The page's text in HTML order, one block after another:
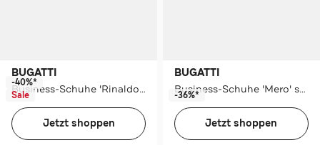
BUGATTI
Business-Schuhe 'Rinaldo' schwarzblau
-40%*
Sale
Jetzt shoppen
BUGATTI
Business-Schuhe 'Mero' schwarz
-36%*
Jetzt shoppen